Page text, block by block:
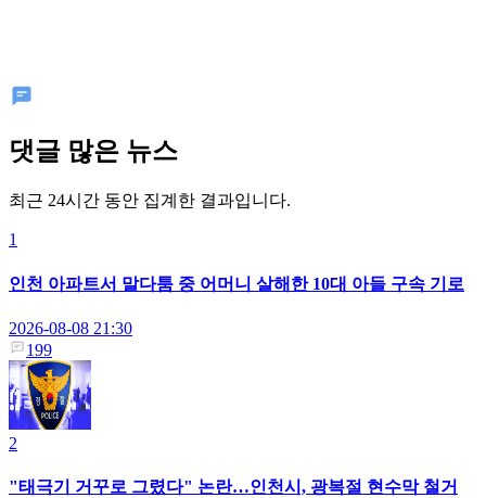
댓글 많은 뉴스
최근 24시간 동안 집계한 결과입니다.
1
인천 아파트서 말다툼 중 어머니 살해한 10대 아들 구속 기로
2026-08-08 21:30
199
2
"태극기 거꾸로 그렸다" 논란…인천시, 광복절 현수막 철거